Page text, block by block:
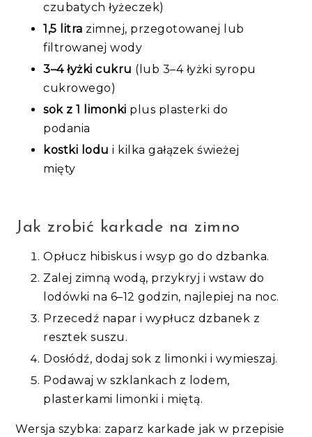
czubatych łyżeczek)
1,5 litra zimnej, przegotowanej lub
filtrowanej wody
3–4 łyżki cukru (lub 3–4 łyżki syropu
cukrowego)
sok z 1 limonki plus plasterki do
podania
kostki lodu i kilka gałązek świeżej
mięty
Jak zrobić karkade na zimno
Opłucz hibiskus i wsyp go do dzbanka.
Zalej zimną wodą, przykryj i wstaw do
lodówki na 6–12 godzin, najlepiej na noc.
Przecedź napar i wypłucz dzbanek z
resztek suszu.
Dosłódź, dodaj sok z limonki i wymieszaj.
Podawaj w szklankach z lodem,
plasterkami limonki i miętą.
Wersja szybka: zaparz karkade jak w przepisie